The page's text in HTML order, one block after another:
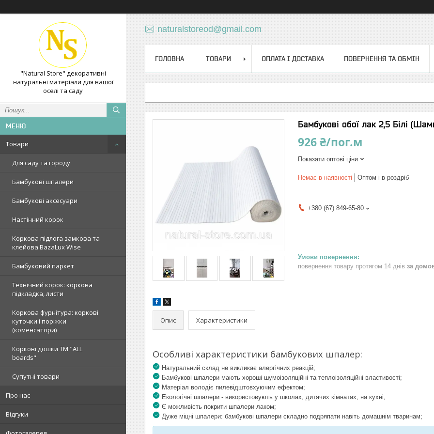
"Natural Store" декоративні
натуральні матеріали для вашої
оселі та саду
Товари
Для саду та городу
Бамбукові шпалери
Бамбукові аксесуари
Настінний корок
Коркова підлога замкова та
клейова BazaLux Wise
Бамбуковий паркет
Технічний корок: коркова
підкладка, листи
Коркова фурнітура: коркові
куточки і поріжки
(коменсатори)
Коркові дошки TM "ALL
boards"
Супутні товари
Про нас
Відгуки
naturalstoreod@gmail.com
ГОЛОВНА ТОВАРИ ОПЛАТА І ДОСТАВКА ПОВЕРНЕННЯ ТА ОБМІН
Бамбукові обої лак 2,5 Білі
926 ₴/пог.м
Показати оптові ціни
Немає в наявності Оптом і в роздріб
+380 (67) 849-65-80
повернення товару протягом 14 днів за
Опис Характеристики
Особливі характеристики бамбукових шпалер:
Натуральний склад не викликає алергічних реакцій;
Бамбукові шпалери мають хороші шумоізоляційні та теплоізоляційні властивості;
Матеріал володіє пилевідштовхуючим ефектом;
Екологічні шпалери - використовують у школах, дитячих кімнатах, на кухні;
Є можливість покрити шпалери лаком;
Дуже міцні шпалери: бамбукові шпалери складно подряпати навіть домашнім тваринам;